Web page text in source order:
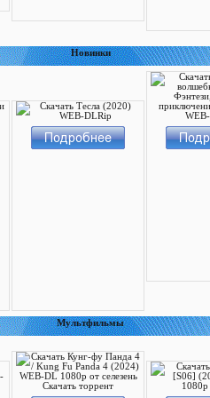
Новинки
Мультфильмы